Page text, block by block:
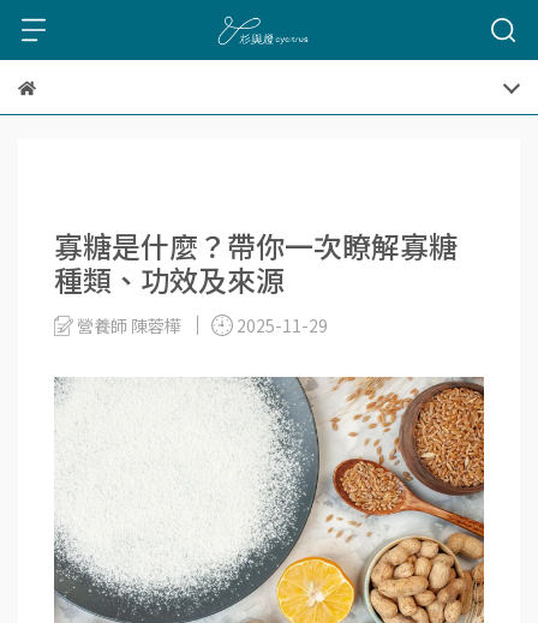
寡糖是什麼？帶你一次瞭解寡糖
種類、功效及來源
營養師 陳蓉樺 2025-11-29